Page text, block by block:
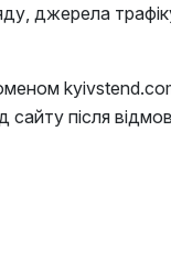
джерела
сайту після